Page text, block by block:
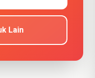
Lain